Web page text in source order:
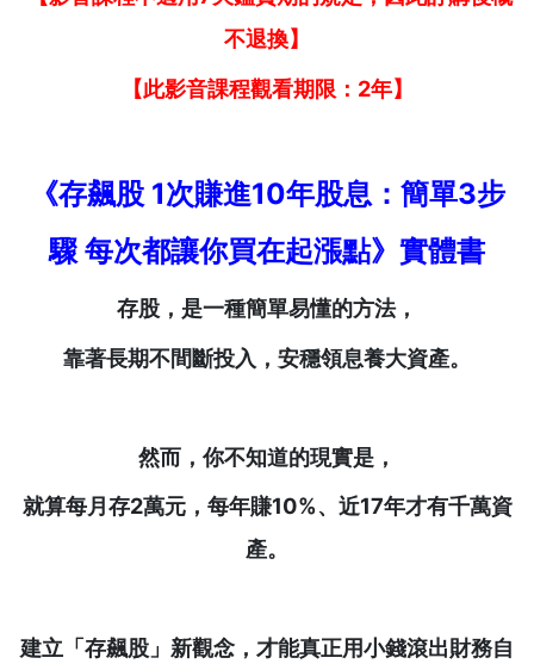
不退換】
【此影音課程觀看期限：2年】
《存飆股 1次賺進10年股息：簡單3步
驟 每次都讓你買在起漲點》實體書
存股，是一種簡單易懂的方法，
靠著長期不間斷投入，安穩領息養大資產。
然而，你不知道的現實是，
就算每月存2萬元，每年賺10%、近17年才有千萬資
產。
建立「存飆股」新觀念，才能真正用小錢滾出財務自